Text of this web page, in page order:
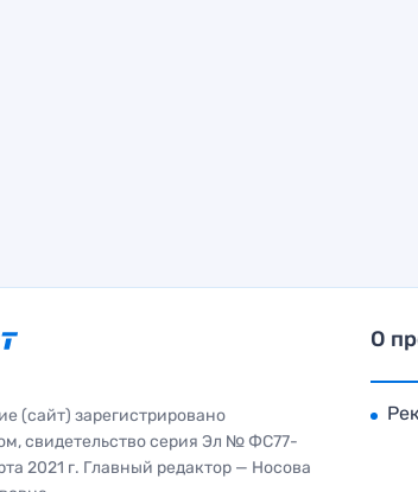
(сайт) зарегистрировано
свидетельство серия Эл № ФС77-
2021 г. Главный редактор — Носова
О